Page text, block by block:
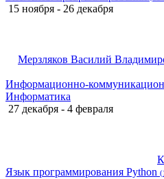
15 ноября - 26 декабря
Мерзляков Василий
Информационно-
Информатика
27 декабря - 4 февраля
Язык программирования Python